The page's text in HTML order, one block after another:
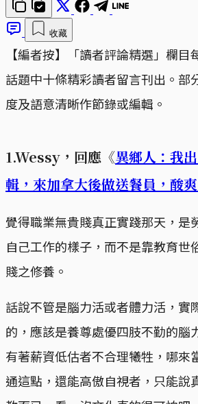
收藏
【編者按】「讀者評論精選」欄
話題中十條精彩讀者留言刊出。部
度及語意清晰作節錄或編輯。
1.Wessy，回應《異鄉人：我
輯，來加拿大後做送餐員，酸
覺得職業無貴賤真正實踐那天，是
自己工作的樣子，而不是靠教育世
賤之修養。
話說不管是腦力活或者體力活，實
的，應該是養尊處優四肢不勤的腦
有著薪資低估者不合理犧牲，哪來
通這點，還能高傲自視者，只能說